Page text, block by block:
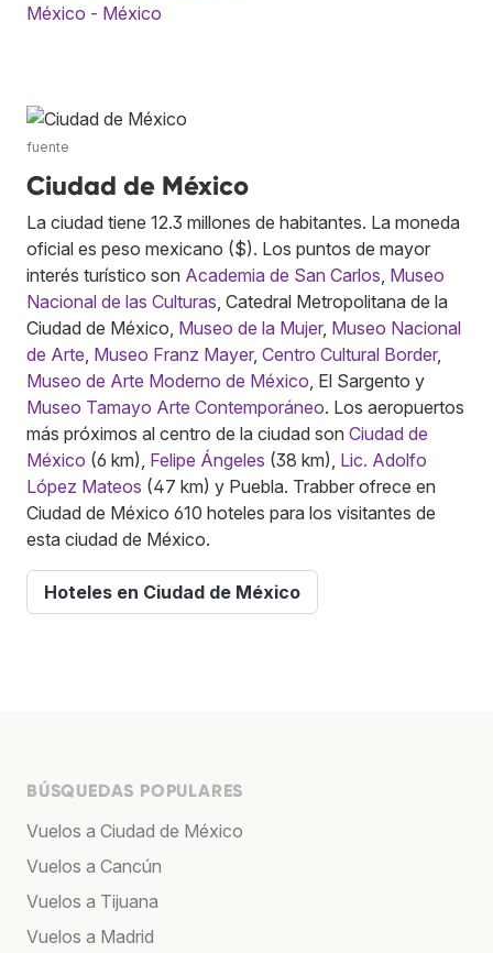
México - México
fuente
Ciudad de México
La ciudad tiene 12.3 millones de habitantes. La moneda
oficial es peso mexicano ($). Los puntos de mayor
interés turístico son Academia de San Carlos Museo
Nacional de las Culturas , Catedral Metropolitana de la
Ciudad de México, Museo de la Mujer, Museo Nacional
de Arte Museo Franz Mayer, Centro Cultural Border,
Museo de Arte Moderno de México , El Sargento y
Museo Tamayo Arte Contemporáneo. Los aeropuertos
más próximos al centro de la ciudad son Ciudad de
México (6 km), Felipe Ángeles (38 km), Lic. Adolfo
López Mateos (47 km) y Puebla. Trabber ofrece en
Ciudad de México 610 hoteles para los visitantes de
esta ciudad de México.
Hoteles en Ciudad de México
BÚSQUEDAS POPULARES
Vuelos a Ciudad de México
Vuelos a Cancún
Vuelos a Tijuana
Vuelos a Madrid